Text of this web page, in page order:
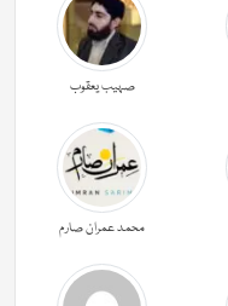
صہیب یعقوب
محمد عمران صارم